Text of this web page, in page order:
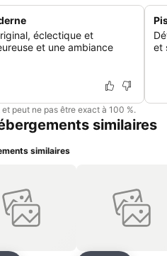
éclectique et
et une ambiance
et
et peut ne pas être exact à 100 %.
similaires
similaires